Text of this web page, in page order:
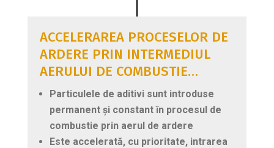
ACCELERAREA PROCESELOR DE
ARDERE PRIN INTERMEDIUL
AERULUI DE COMBUSTIE…
Particulele de aditivi sunt introduse
permanent șiconstant în procesulde
combustie prin aerul de ardere
Este accelerată, cu prioritate, intrarea